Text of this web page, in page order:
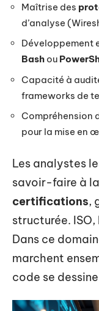
Maîtrise des
d’analyse
Développement
Bash ou
Capacité à
frameworks de
Compréhension
pour la mise en
Les analystes
savoir-faire à
certifications,
structurée.
Dans ce
marchent
code se